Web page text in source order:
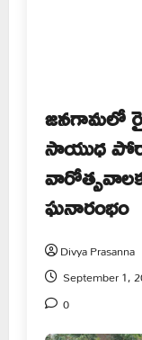
జనగామలో
సాయుధ
ఘనారంభం
Divya Prasanna
September 1,
0